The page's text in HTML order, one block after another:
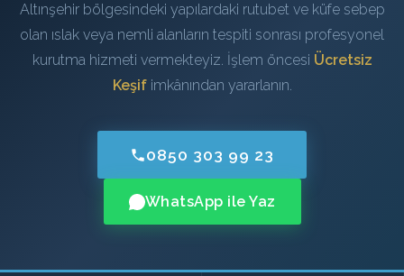
Altınşehir bölgesindeki yapılardaki rutubet ve küfe sebep
olan ıslak veya nemli alanların tespiti sonrası profesyonel
kurutma hizmeti vermekteyiz. İşlem öncesi Ücretsiz
Keşifimkânından yararlanın.
0850 303 99 23
WhatsApp ile Yaz